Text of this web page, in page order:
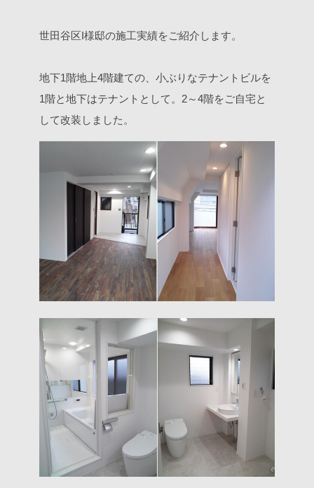
世田谷区I様邸の施工実績をご紹介します。
地下1階地上4階建ての、小ぶりなテナントビルを
1階と地下はテナントとして。 2～4階をご自宅と
して改装しました。